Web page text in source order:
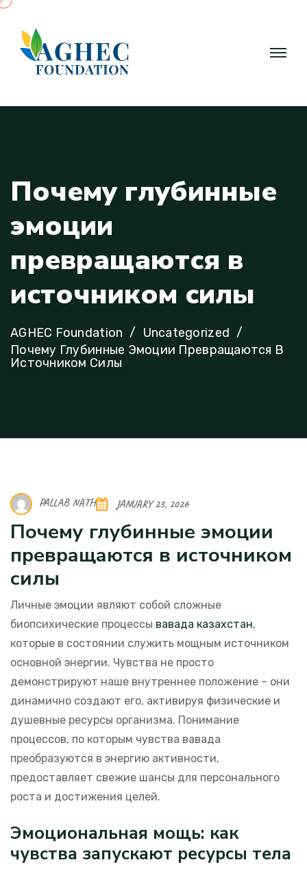
Почему глубинные
эмоции
превращаются в
источником силы
AGHEC Foundation
Uncategorized
Почему Глубинные Эмоции Превращаются В
Источником Силы
PALLAB NATH JANUARY 23, 2026
Почему глубинные эмоции
превращаются в источником
силы
Личные эмоции являют собой сложные
биопсихические процессы вавада казахстан,
которые в состоянии служить мощным источником
основной энергии. Чувства не просто
демонстрируют наше внутреннее положение – они
динамично создают его, активируя физические и
душевные ресурсы организма. Понимание
процессов, по которым чувства вавада
преобразуются в энергию активности,
предоставляет свежие шансы для персонального
роста и достижения целей.
Эмоциональная мощь: как
чувства запускают ресурсы тела